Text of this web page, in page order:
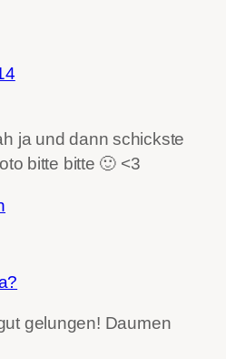
ja und dann schickste
bitte bitte 🙂 <3
gelungen! Daumen